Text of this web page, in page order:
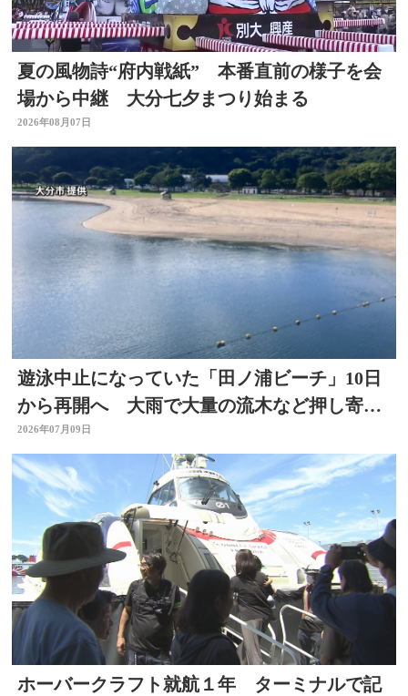
夏の風物詩“府内戦紙” 本番直前の様子を会
場から中継 大分七夕まつり始まる
2026年08月07日
遊泳中止になっていた「田ノ浦ビーチ」10日
から再開へ 大雨で大量の流木など押し寄せ
る 大分
2026年07月09日
ホーバークラフト就航１年 ターミナルで記